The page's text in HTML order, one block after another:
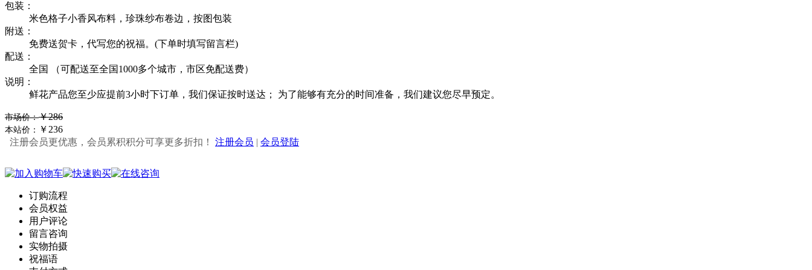
包装：
米色格子小香风布料，珍珠纱布卷边，按图包装
附送：
免费送贺卡，代写您的祝福。(下单时填写留言栏)
配送：
全国 （可配送至全国1000多个城市，市区免配送费）
说明：
鲜花产品您至少应提前3小时下订单，我们保证按时送达； 为了能够有充分的时间准备，我们建议您尽早预定。
市场价：￥286
本站价：
￥236
注册会员更优惠，会员累积积分可享更多折扣！ 注册会员 | 会员登陆
订购流程
会员权益
用户评论
留言咨询
实物拍摄
祝福语